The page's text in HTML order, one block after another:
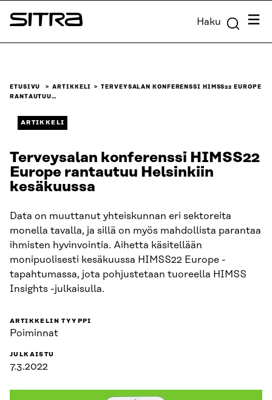
Siirry
suoraan
Sitra Haku
ETUSIVU ARTIKKELI
TERVEYSALAN KONFERENSSI HIMSS22 EUROPE
RANTAUTUU…
ARTIKKELI
Terveysalan konferenssi HIMSS22
Europe rantautuu Helsinkiin
kesäkuussa
Data on muuttanut yhteiskunnan eri sektoreita
monella tavalla, ja sillä on myös mahdollista parantaa
ihmisten hyvinvointia. Aihetta käsitellään
monipuolisesti kesäkuussa HIMSS22 Europe -
tapahtumassa, jota pohjustetaan tuoreella HIMSS
Insights -julkaisulla.
ARTIKKELIN TYYPPI
Poiminnat
JULKAISTU
7.3.2022